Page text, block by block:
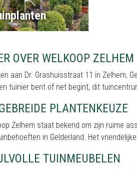
OVER WELKOOP ZELHEM
aan Dr. Grashuisstraat 11 in Zelhem,
tuinier bent of net begint, dit
PLANTENKEUZE
Zelhem staat bekend om zijn ruime
in Gelderland. Het
TUINMEUBELEN